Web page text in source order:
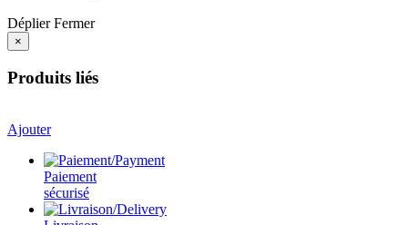
Déplier Fermer
×
Produits liés
Ajouter
Paiement
sécurisé